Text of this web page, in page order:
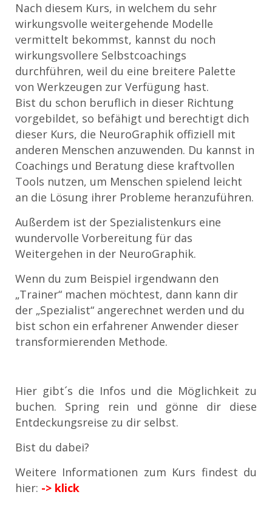
Nach diesem Kurs, in welchem du sehr
wirkungsvolle weitergehende Modelle
vermittelt bekommst, kannst du noch
wirkungsvollere Selbstcoachings
durchführen, weil du eine breitere Palette
von Werkzeugen zur Verfügung hast.
Bist du schon beruflich in dieser Richtung
vorgebildet, so befähigt und berechtigt dich
dieser Kurs, die NeuroGraphik offiziell mit
anderen Menschen anzuwenden. Du kannst in
Coachings und Beratung diese kraftvollen
Tools nutzen, um Menschen spielend leicht
an die Lösung ihrer Probleme heranzuführen.
Außerdem ist der Spezialistenkurs eine
wundervolle Vorbereitung für das
Weitergehen in der NeuroGraphik.
Wenn du zum Beispiel irgendwann den
„Trainer“ machen möchtest, dann kann dir
der „Spezialist“ angerechnet werden und du
bist schon ein erfahrener Anwender dieser
transformierenden Methode.
Hier gibt´s die Infos und die Möglichkeit zu
buchen. Spring rein und gönne dir diese
Entdeckungsreise zu dir selbst.
Bist du dabei?
Weitere Informationen zum Kurs findest du
hier: -> klick